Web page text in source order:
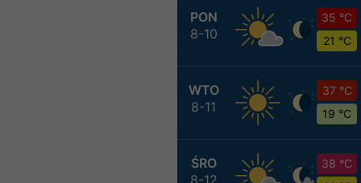
PON
8-10
35 °C
21 °C
WTO
8-11
37 °C
19 °C
ŚRO
8-12
38 °C